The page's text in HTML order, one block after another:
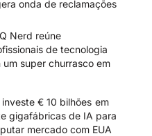
onda de reclamações
Nerd reúne
de tecnologia
um super churrasco em
investe € 10 bilhões em
gigafábricas de IA para
mercado com EUA